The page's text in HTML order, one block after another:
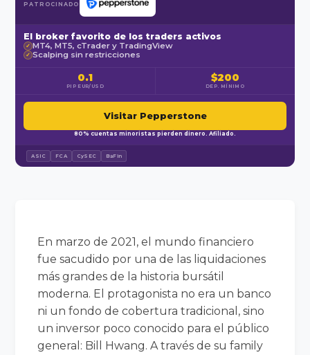
PATROCINADO
El broker favorito de los traders activos
✓ MT4, MT5, cTrader y TradingView
✓ Scalping sin restricciones
0.1
PIP EUR/USD
$200
DEP. MÍNIMO
Visitar Pepperstone
80% cuentas minoristas pierden dinero. Afiliado.
ASIC FCA CySEC BaFin
En marzo de 2021, el mundo financiero
fue sacudido por una de las liquidaciones
más grandes de la historia bursátil
moderna. El protagonista no era un banco
ni un fondo de cobertura tradicional, sino
un inversor poco conocido para el público
general: Bill Hwang. A través de su family